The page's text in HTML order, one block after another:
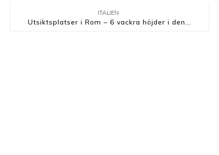
ITALIEN
Utsiktsplatser i Rom – 6 vackra höjder i den...